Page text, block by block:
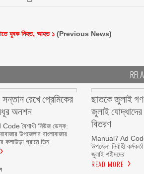
যুবক নিহত, আহত ১ (Previous News)
রেখে প্রেমিকের
অনশন
বৈশাখী নিউজ ডেস্ক:
উপজেলার বাংলাবাজার
কলাউড়া গ্রামে তিন
ছাতকে জুলাই
জুলাই
বিতরণ
Manual7 Ad Code
উপজেলা নির্বাহী
জুলাই শহীদদের
READ MORE